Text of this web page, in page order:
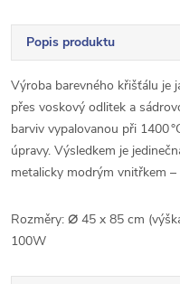
Popis produktu
Výroba barevného křišťálu je
přes voskový odlitek a
barviv vypalovanou při 1400
úpravy. Výsledkem je
metalicky modrým vnitřkem
Rozměry: ⌀ 45 x 85 cm
100W